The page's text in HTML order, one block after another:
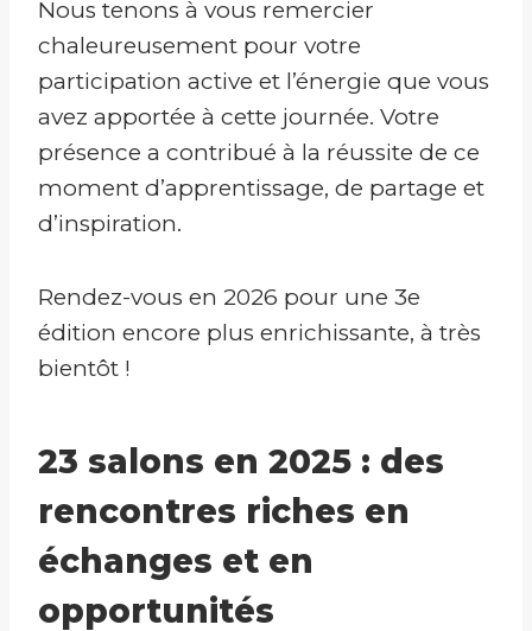
Nous tenons à vous remercier
chaleureusement pour votre
participation active et l’énergie que vous
avez apportée à cette journée. Votre
présence a contribué à la réussite de ce
moment d’apprentissage, de partage et
d’inspiration.
Rendez-vous en 2026 pour une 3e
édition encore plus enrichissante, à très
bientôt !
23 salons en 2025 : des
rencontres riches en
échanges et en
opportunités